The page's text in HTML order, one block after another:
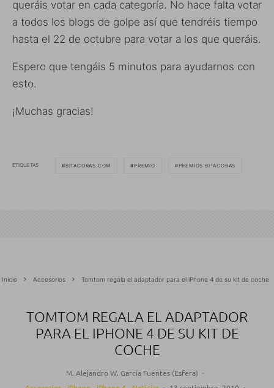
queráis votar en cada categoría. No hace falta votar
a todos los blogs de golpe así que tendréis tiempo
hasta el 22 de octubre para votar a los que queráis.
Espero que tengáis 5 minutos para ayudarnos con
esto.
¡Muchas gracias!
ETIQUETAS BITACORAS.COM PREMIO PREMIOS BITACORAS
Inicio Accesorios Tomtom regala el adaptador para el iPhone 4 de su kit de coche
TOMTOM REGALA EL ADAPTADOR
PARA EL IPHONE 4 DE SU KIT DE
COCHE
M. Alejandro W. García Fuentes (Esfera) ·